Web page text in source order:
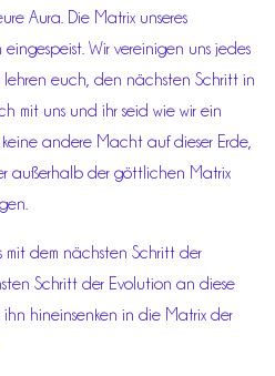
Aura. Die Matrix unseres
eingespeist. Wir vereinigen uns jedes
lehren euch, den nächsten Schritt in
mit uns und ihr seid wie wir ein
andere Macht auf dieser Erde,
außerhalb der göttlichen Matrix
mit dem nächsten Schritt der
Schritt der Evolution an diese
hineinsenken in die Matrix der